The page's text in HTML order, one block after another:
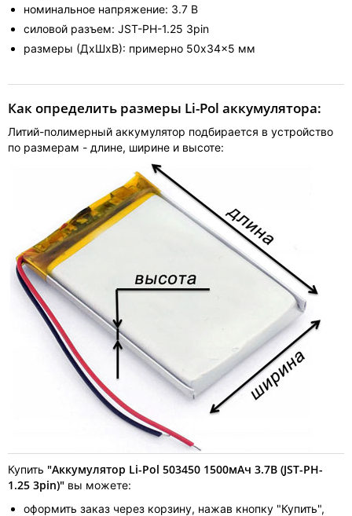
номинальное напряжение: 3.7 В
силовой разъем: JST-PH-1.25 3pin
размеры (ДхШхВ): примерно 50x34x5 мм
Как определить размеры Li-Pol аккумулятора:
Литий-полимерный аккумулятор подбирается в устройство
по размерам - длине, ширине и высоте:
Купить "Аккумулятор Li-Pol 503450 1500мАч 3.7В (JST-PH-
1.25 3pin)" вы можете:
оформить заказ через корзину, нажав кнопку "Купить",